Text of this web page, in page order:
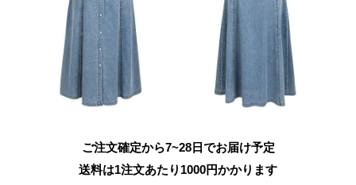
ご注文確定から7~28日でお届け予定
送料は1注文あたり 1000円かかります